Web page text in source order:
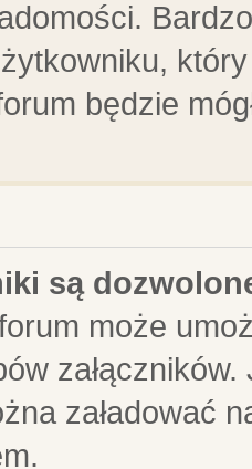
będzie
są
może
załadować